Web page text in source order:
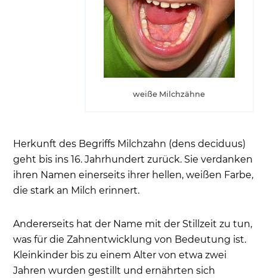
Sind Milchzähne anfällig für Karies?
Wie sollte Karies am Milchzahn des
Milchgebisses bei einem Zahnarzt behandelt
Welcher Milchzahn fällt als Erstes aus?
Wie können Milchzähne angstfrei behandelt
werden?
weiße Milchzähne
Herkunft des Begriffs Milchzahn (dens deciduus)
geht bis ins 16. Jahrhundert zurück. Sie verdanken
ihren Namen einerseits ihrer hellen, weißen Farbe,
die stark an Milch erinnert.
Andererseits hat der Name mit der Stillzeit zu tun,
was für die Zahnentwicklung von Bedeutung ist.
Kleinkinder bis zu einem Alter von etwa zwei
Jahren wurden gestillt und ernährten sich